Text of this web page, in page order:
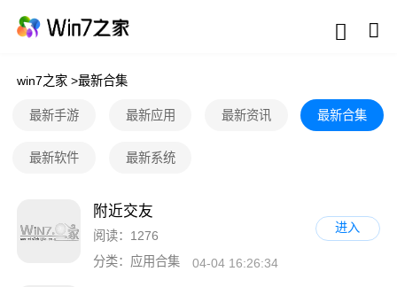
win7之家 >最新合集
最新手游 最新应用 最新资讯 最新合集
最新软件 最新系统
附近交友
阅读：1276
分类：应用合集
04-04 16:26:34
进入